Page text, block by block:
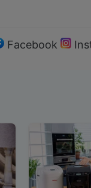
Facebook